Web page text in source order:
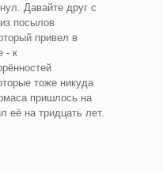
Давайте друг с
посылов
привел в
- к
тоже никуда
пришлось на
её на тридцать лет.